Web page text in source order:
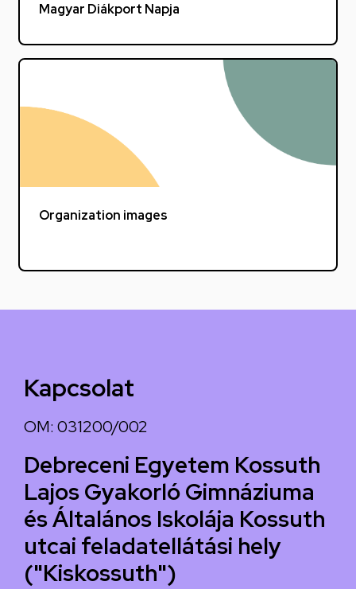
Magyar Diákport Napja
Organization images
Kapcsolat
OM: 031200/002
Debreceni Egyetem Kossuth
Lajos Gyakorló Gimnáziuma
és Általános Iskolája Kossuth
utcai feladatellátási hely
("Kiskossuth")